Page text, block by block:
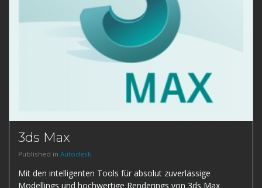
3ds Max
Published in Autodesk
Mit den intelligenten Tools für absolut zuverlässige
Modellings und hochwertige Renderings von 3ds Max